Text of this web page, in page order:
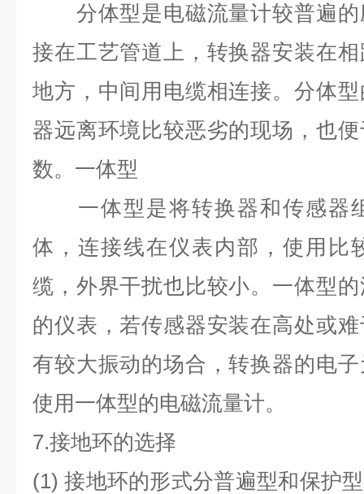
分体型是电磁流量计较普遍的
接在工艺管道上，转换器安装在
地方，中间用电缆相连接。分体
器远离环境比较恶劣的现场，也
数。一体型
一体型是将转换器和传感器
体，连接线在仪表内部，使用比
缆，外界干扰也比较小。一体型
的仪表，若传感器安装在高处或
有较大振动的场合，转换器的电
使用一体型的电磁流量计。
7.接地环的选择
(1)接地环的形式分普遍型和保护